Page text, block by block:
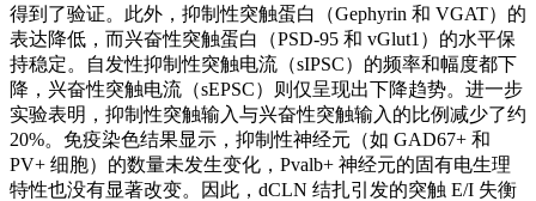
得到了验证。此外，抑制性突触蛋白（Gephyrin 和 VGAT）的
表达降低，而兴奋性突触蛋白（PSD-95 和 vGlut1）的水平保
持稳定。自发性抑制性突触电流（sIPSC）的频率和幅度都下
降，兴奋性突触电流（sEPSC）则仅呈现出下降趋势。进一步
实验表明，抑制性突触输入与兴奋性突触输入的比例减少了约
20%。免疫染色结果显示，抑制性神经元（如 GAD67+ 和
PV+ 细胞）的数量未发生变化，Pvalb+ 神经元的固有电生理
特性也没有显著改变。因此，dCLN 结扎引发的突触 E/I 失衡